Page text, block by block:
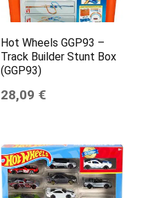
Hot Wheels GGP93 –
Track Builder Stunt Box
(GGP93)
28,09 €